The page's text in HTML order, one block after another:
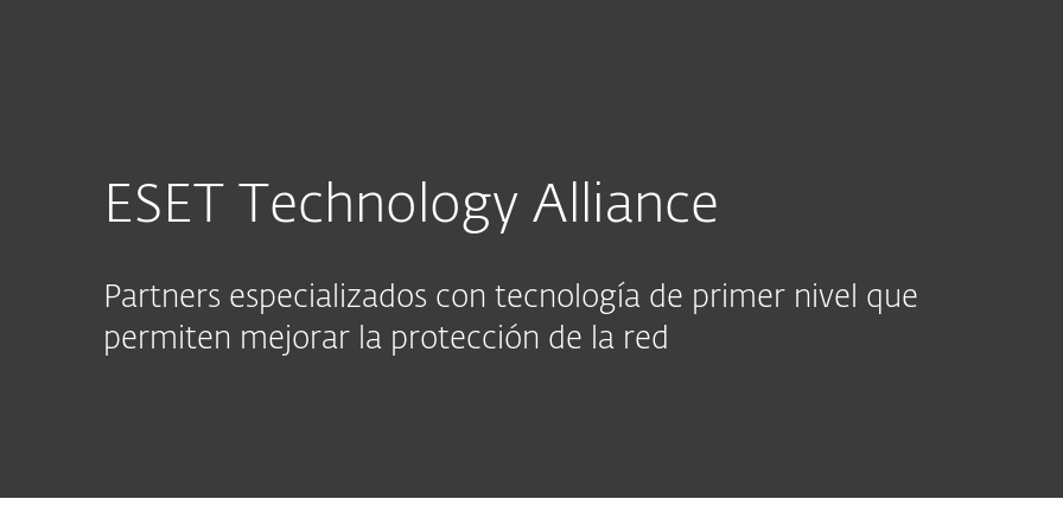
ESET Technology Alliance
Partners especializados con tecnología de primer nivel que
permiten mejorar la protección de la red